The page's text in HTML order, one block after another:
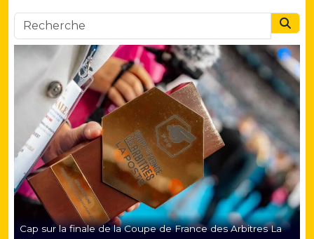
Cap sur la finale de la Coupe de France des Arbitres La